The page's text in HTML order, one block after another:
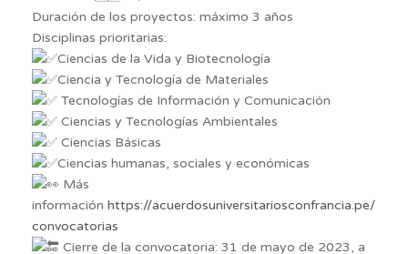
Duración de los proyectos: máximo 3 años
Disciplinas prioritarias:
Ciencias de la Vida y Biotecnología
Ciencia y Tecnología de Materiales
Tecnologías de Información y Comunicación
Ciencias y Tecnologías Ambientales
Ciencias Básicas
Ciencias humanas, sociales y económicas
Más
información https://acuerdosuniversitariosconfrancia.pe/
convocatorias
Cierre de la convocatoria: 31 de mayo de 2023, a